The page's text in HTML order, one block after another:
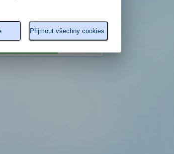
49 Kč
Přijmout všechny cookies